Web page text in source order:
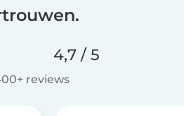
4,7 / 5
reviews